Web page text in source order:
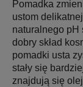
Pomadka
ustom
naturalnego pH
dobry skład
pomadki usta
stały się
znajdują się